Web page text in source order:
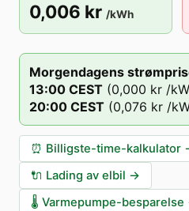
0,006 kr /kWh
Morgendagens
13:00 CEST (0,000 kr /
20:00 CEST (0,076 kr /
⏰ Billigste-time-kalkulator
🔌 Lading av elbil →
🌡️ Varmepumpe-besparelse